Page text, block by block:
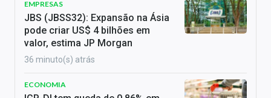
EMPRESAS
JBS (JBSS32): Expansão na Ásia
pode criar US$ 4 bilhões em
valor, estima JP Morgan
36 minuto(s) atrás
ECONOMIA